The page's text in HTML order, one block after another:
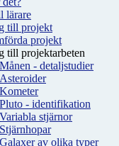
lärare
till projekt
projekt
till projektarbeten
Månen - detaljstudier
Asteroider
Kometer
Pluto - identifikation
Variabla stjärnor
Stjärnhopar
Galaxer av olika typer